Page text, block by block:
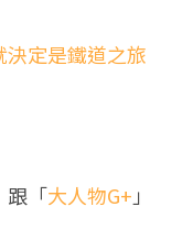
定是鐵道之旅
跟「大人物G+」